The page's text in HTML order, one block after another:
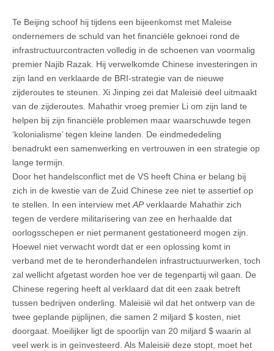
Te Beijing schoof hij tijdens een bijeenkomst met Maleise
ondernemers de schuld van het financiële geknoei rond de
infrastructuurcontracten volledig in de schoenen van voormalig
premier Najib Razak. Hij verwelkomde Chinese investeringen in
zijn land en verklaarde de BRI-strategie van de nieuwe
zijderoutes te steunen. Xi Jinping zei dat Maleisië deel uitmaakt
van de zijderoutes. Mahathir vroeg premier Li om zijn land te
helpen bij zijn financiële problemen maar waarschuwde tegen
‘kolonialisme’ tegen kleine landen. De eindmededeling
benadrukt een samenwerking en vertrouwen in een strategie op
lange termijn.
Door het handelsconflict met de VS heeft China er belang bij
zich in de kwestie van de Zuid Chinese zee niet te assertief op
te stellen. In een interview met APverklaarde Mahathir zich
tegen de verdere militarisering van zee en herhaalde dat
oorlogsschepen er niet permanent gestationeerd mogen zijn.
Hoewel niet verwacht wordt dat er een oplossing komt in
verband met de te heronderhandelen infrastructuurwerken, toch
zal wellicht afgetast worden hoe ver de tegenpartij wil gaan. De
Chinese regering heeft al verklaard dat dit een zaak betreft
tussen bedrijven onderling. Maleisië wil dat het ontwerp van de
twee geplande pijplijnen, die samen 2 miljard $ kosten, niet
doorgaat. Moeilijker ligt de spoorlijn van 20 miljard $ waarin al
veel werk is in geïnvesteerd. Als Maleisië deze stopt, moet het